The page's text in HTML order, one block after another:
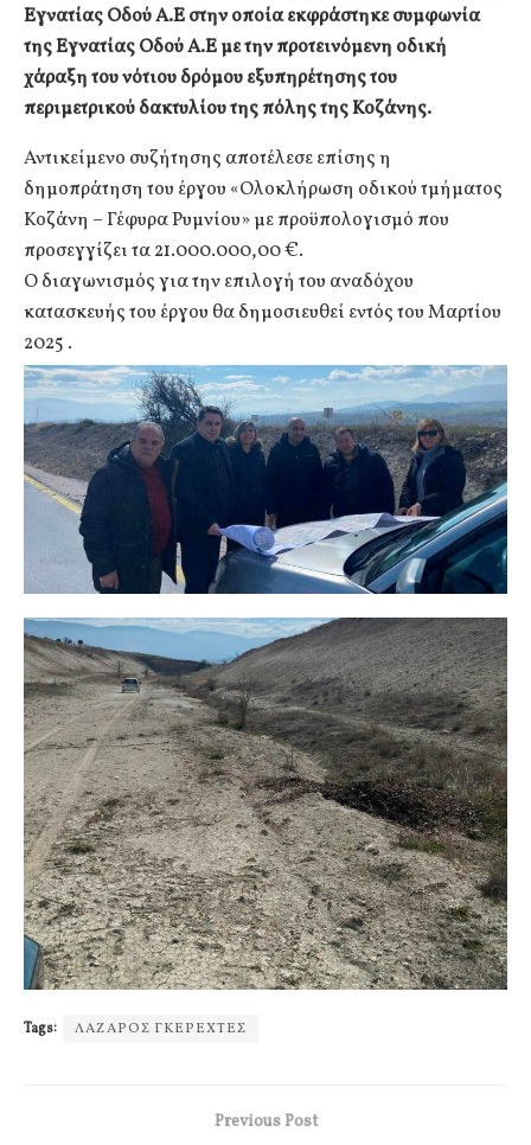
Εγνατίας Οδού Α.Ε στην οποία εκφράστηκε συμφωνία
της Εγνατίας Οδού Α.Ε με την προτεινόμενη οδική
χάραξη του νότιου δρόμου εξυπηρέτησης του
περιμετρικού δακτυλίου της πόλης της Κοζάνης.
Αντικείμενο συζήτησης αποτέλεσε επίσης η
δημοπράτηση του έργου «Ολοκλήρωση οδικού τμήματος
Κοζάνη – Γέφυρα Ρυμνίου» με προϋπολογισμό που
προσεγγίζει τα 21.000.000,00 €.
Ο διαγωνισμός για την επιλογή του αναδόχου
κατασκευής του έργου θα δημοσιευθεί εντός του Μαρτίου
2025 .
Tags: ΛΑΖΑΡΟΣ ΓΚΕΡΕΧΤΕΣ
Previous Post